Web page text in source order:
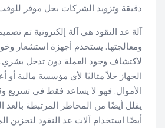
دقيقة وتزويد الشركات بحل موفر للوقت
آلة عد النقود هي آلة إلكترونية تم
ومعالجتها. يستخدم أجهزة استشعار
لاكتشاف وجود العملة دون تدخل
الجهاز حلاً مثاليًا لأي مؤسسة مالية أو
الأموال. فهو لا يساعد فقط في تسريع
يقلل أيضًا من المخاطر المرتبطة بالعد
أيضًا استخدام آلات عد النقود لتخزين